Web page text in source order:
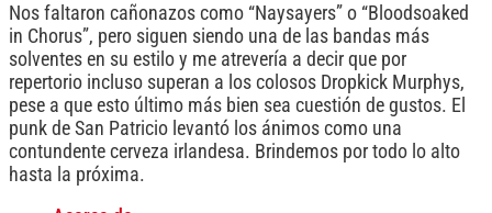
Nos faltaron cañonazos como “Naysayers” o “Bloodsoaked
in Chorus”, pero siguen siendo una de las bandas más
solventes en su estilo y me atrevería a decir que por
repertorio incluso superan a los colosos Dropkick Murphys,
pese a que esto último más bien sea cuestión de gustos. El
punk de San Patricio levantó los ánimos como una
contundente cerveza irlandesa. Brindemos por todo lo alto
hasta la próxima.